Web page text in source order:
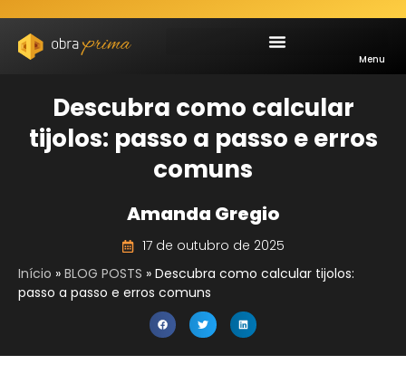
Menu
Descubra como calcular
tijolos: passo a passo e erros
comuns
Amanda Gregio
17 de outubro de 2025
Início » BLOG POSTS » Descubra como calcular tijolos:
passo a passo e erros comuns